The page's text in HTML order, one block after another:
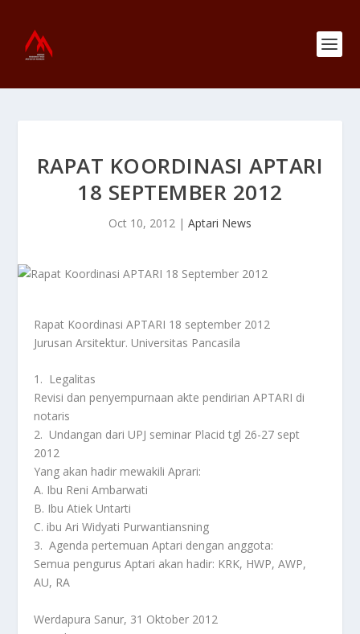
RAPAT KOORDINASI APTARI
18 SEPTEMBER 2012
Oct 10, 2012 | Aptari News
Rapat Koordinasi APTARI 18 september 2012
Jurusan Arsitektur. Universitas Pancasila
1. Legalitas
Revisi dan penyempurnaan akte pendirian APTARI di
notaris
2. Undangan dari UPJ seminar Placid tgl 26-27 sept
2012
Yang akan hadir mewakili Aprari:
A. Ibu Reni Ambarwati
B. Ibu Atiek Untarti
C. ibu Ari Widyati Purwantiansning
3. Agenda pertemuan Aptari dengan anggota:
Semua pengurus Aptari akan hadir: KRK, HWP, AWP,
AU, RA
Werdapura Sanur, 31 Oktober 2012